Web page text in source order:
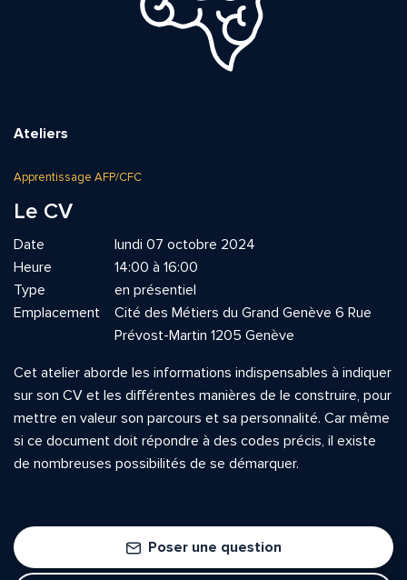
Ateliers
Apprentissage AFP/CFC
Le CV
Date
lundi 07 octobre 2024
Heure
14:00 à 16:00
Type
en présentiel
Emplacement
Cité des Métiers du Grand Genève 6 Rue
Prévost-Martin 1205 Genève
Cet atelier aborde les informations indispensables à indiquer
sur son CV et les différentes manières de le construire, pour
mettre en valeur son parcours et sa personnalité. Car même
si ce document doit répondre à des codes précis, il existe
de nombreuses possibilités de se démarquer.
Poser une question